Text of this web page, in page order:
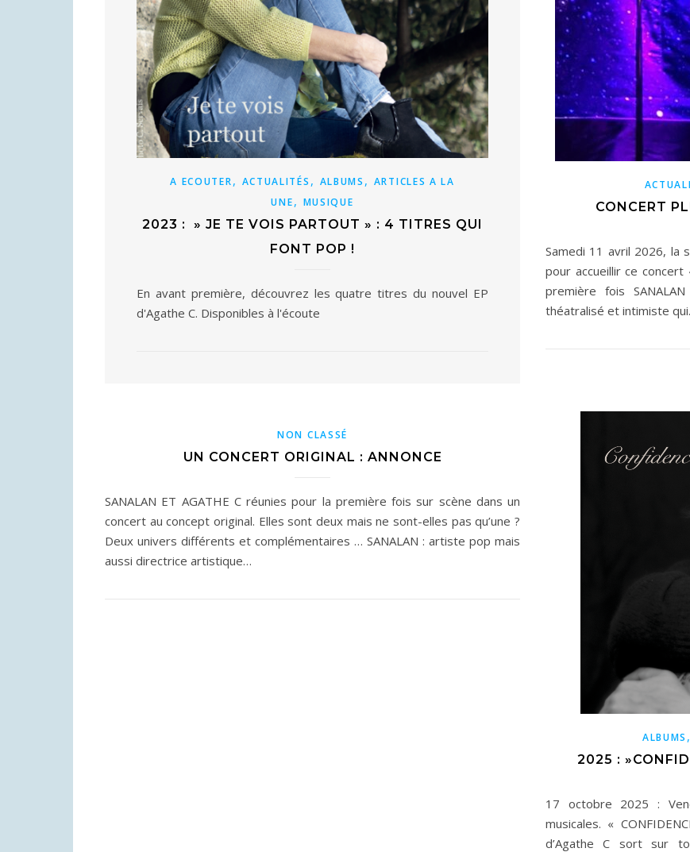
A ECOUTER, ACTUALITÉS , ALBUMS , ARTICLES A LA
UNE, MUSIQUE
2023 : » JE TE VOIS PARTOUT » : 4 TITRES QUI
FONT POP !
En avant première, découvrez les quatre titres du nouvel EP
d'Agathe C. Disponibles à l'écoute
CONCERT
Samedi 11 avril 2026, la
pour accueillir ce concert
première fois
théatralisé et intimiste
NON CLASSÉ
UN CONCERT ORIGINAL : ANNONCE
SANALAN ET AGATHE C réunies pour la première fois sur scène dans un
concert au concept original. Elles sont deux mais ne sont-elles pas qu’une ?
Deux univers différents et complémentaires … SANALAN : artiste pop mais
aussi directrice artistique…
ALBUMS
2025 :
17 octobre 2025 :
musicales. «
d’Agathe C sort sur